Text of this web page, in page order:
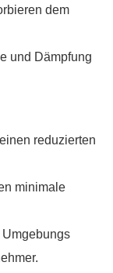
dem
und Dämpfung
reduzierten
minimale